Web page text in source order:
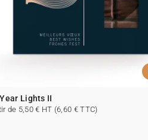
Lights II
de 5,50 € HT (6,60 € TTC)